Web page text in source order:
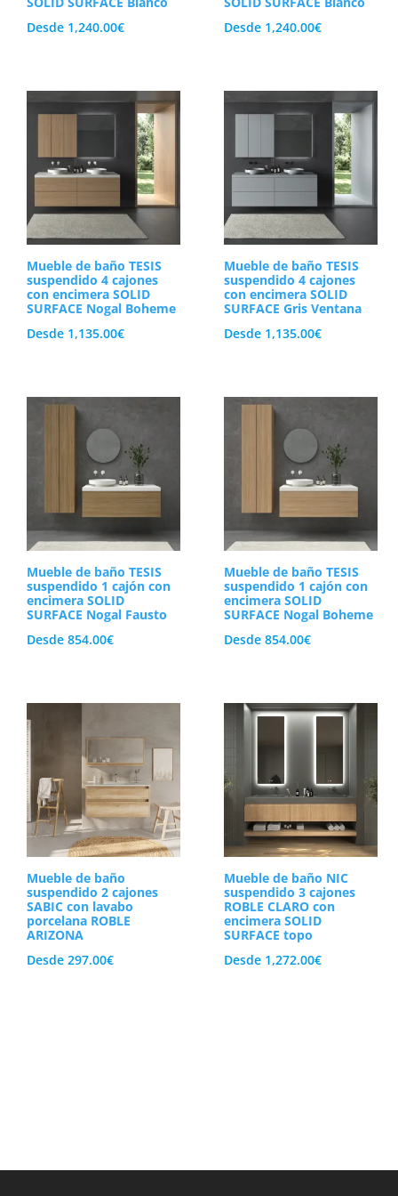
Desde 1,240.00€
Desde 1,240.00€
Mueble de baño TESIS
suspendido 4 cajones
con encimera SOLID
SURFACE Nogal Boheme
Desde 1,135.00€
Mueble de baño TESIS
suspendido 4 cajones
con encimera SOLID
SURFACE Gris Ventana
Desde 1,135.00€
Mueble de baño TESIS
suspendido 1 cajón con
encimera SOLID
SURFACE Nogal Fausto
Desde854.00€
Mueble de baño TESIS
suspendido 1 cajón con
encimera SOLID
SURFACE Nogal Boheme
Desde854.00€
Mueble de baño
suspendido 2 cajones
SABIC con lavabo
porcelana ROBLE
ARIZONA
Desde297.00€
Mueble de baño NIC
suspendido 3 cajones
ROBLE CLARO con
encimera SOLID
SURFACE topo
Desde 1,272.00€